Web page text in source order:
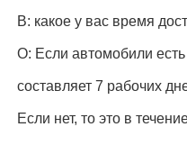
В: какое у вас время
О: Если автомобили есть
составляет 7 рабочих
Если нет, то это в